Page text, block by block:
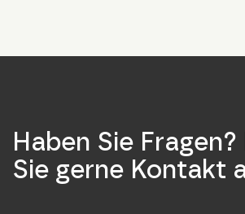
Haben Sie
Sie gerne Kontakt